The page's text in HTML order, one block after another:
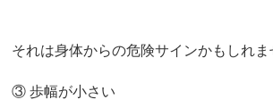
それは身体からの危険サインかもしれま
③ 歩幅が小さい